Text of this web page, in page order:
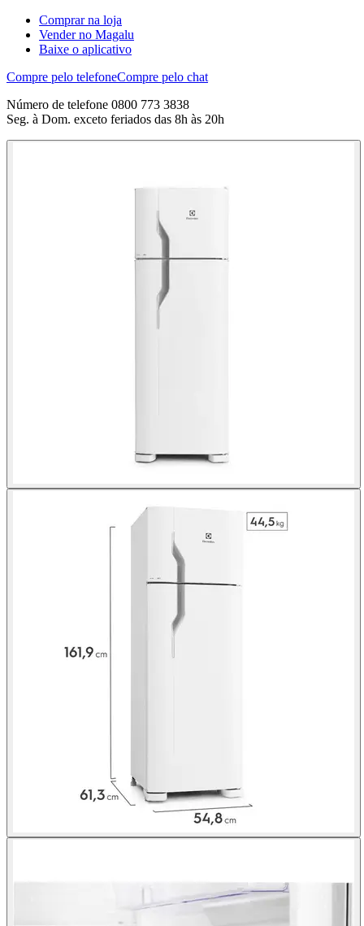
Comprar na loja
Vender no Magalu
Baixe o aplicativo
Compre pelo telefoneCompre pelo chat
Número de telefone 0800 773 3838
Seg. à Dom. exceto feriados das 8h às 20h